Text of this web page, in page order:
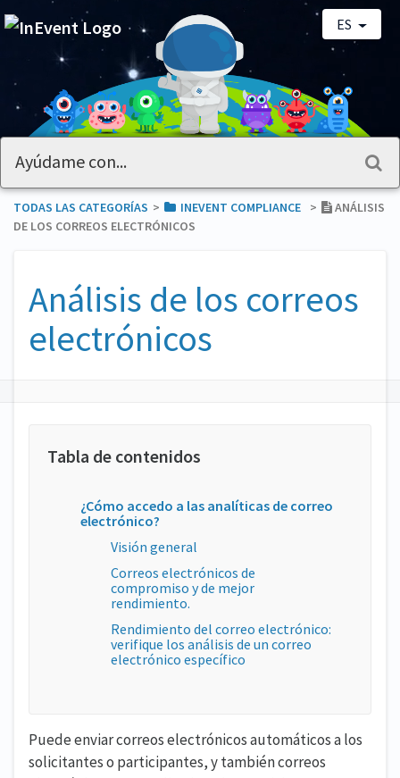
ES
TODAS LAS CATEGORÍAS ​>​ ​INEVENT COMPLIANCE ​>​
ANÁLISIS
DE LOS CORREOS ELECTRÓNICOS
Análisis de los correos
electrónicos
¿Cómo accedo a las analíticas de correo
electrónico?
Visión general
Correos electrónicos de
compromiso y de mejor
rendimiento.
Rendimiento del correo electrónico:
verifique los análisis de un correo
electrónico específico
Puede enviar correos electrónicos automáticos a los
solicitantes o participantes, y también correos